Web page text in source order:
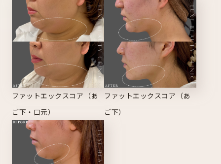
ファットエックスコア（あ
ご下・口元）
ファットエックスコア（あ
ご下）